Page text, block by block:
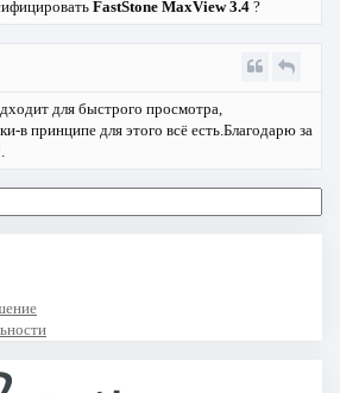
FastStone MaxView 3.4 ?
для быстрого просмотра,
в принципе для этого всё есть.Благодарю за